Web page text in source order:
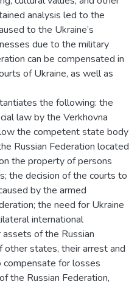
analysis led to the
to the Ukraine’s
due to the military
can be compensated in
of Ukraine, as well as
the following: the
law by the Verkhovna
the competent state body
Russian Federation located
the property of persons
the decision of the courts to
by the armed
the need for Ukraine
international
of the Russian
states, their arrest and
for losses
the Russian Federation,